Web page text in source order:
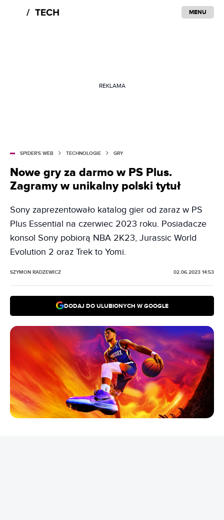
MENU
REKLAMA
SPIDER'S WEB TECHNOLOGIE GRY
Nowe gry za darmo w PS Plus.
Zagramy w unikalny polski tytuł
Sony zaprezentowało katalog gier od zaraz w PS
Plus Essential na czerwiec 2023 roku. Posiadacze
konsol Sony pobiorą NBA 2K23, Jurassic World
Evolution 2 oraz Trek to Yomi.
SZYMON RADZEWICZ 02.06.2023 14:53
DODAJ DO ULUBIONYCH W GOOGLE